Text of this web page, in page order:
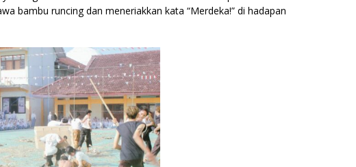
bambu runcing dan meneriakkan kata “Merdeka!” di hadapan